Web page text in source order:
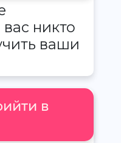
никто
ваши
в